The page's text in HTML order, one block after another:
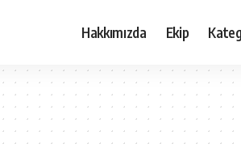
Hakkımızda Ekip